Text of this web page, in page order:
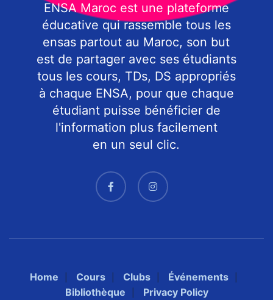
ENSA Maroc est une plateforme
éducative qui rassemble tous les
ensas partout au Maroc, son but
est de partager avec ses étudiants
tous les cours, TDs, DS appropriés
à chaque ENSA, pour que chaque
étudiant puisse bénéficier de
l'information plus facilement
en un seul clic.
Home Cours Clubs
Événements
Bibliothèque
Privacy Policy